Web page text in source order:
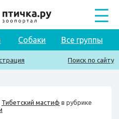
Собаки Все группы
Поиск по сайту
Тибетский мастиф в рубрике